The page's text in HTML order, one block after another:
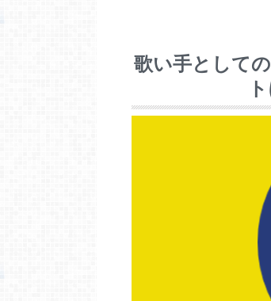
歌い手として